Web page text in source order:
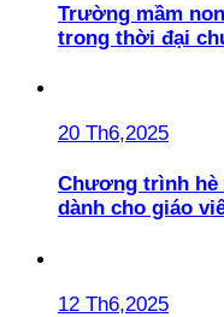
Trường mầm
trong thời đại
20 Th6,2025
Chương trình hè
dành cho giáo
12 Th6,2025